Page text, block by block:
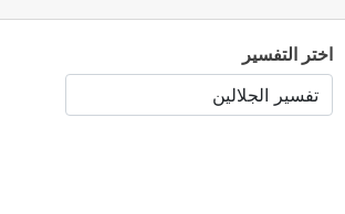
اختر التفسير